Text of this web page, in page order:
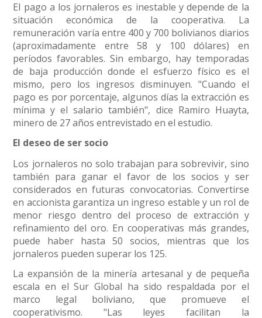
El pago a los jornaleros es inestable y depende de la
situación económica de la cooperativa. La
remuneración varía entre 400 y 700 bolivianos diarios
(aproximadamente entre 58 y 100 dólares) en
períodos favorables. Sin embargo, hay temporadas
de baja producción donde el esfuerzo físico es el
mismo, pero los ingresos disminuyen. "Cuando el
pago es por porcentaje, algunos días la extracción es
mínima y el salario también", dice Ramiro Huayta,
minero de 27 años entrevistado en el estudio.
El deseo de ser socio
Los jornaleros no solo trabajan para sobrevivir, sino
también para ganar el favor de los socios y ser
considerados en futuras convocatorias. Convertirse
en accionista garantiza un ingreso estable y un rol de
menor riesgo dentro del proceso de extracción y
refinamiento del oro. En cooperativas más grandes,
puede haber hasta 50 socios, mientras que los
jornaleros pueden superar los 125.
La expansión de la minería artesanal y de pequeña
escala en el Sur Global ha sido respaldada por el
marco legal boliviano, que promueve el
cooperativismo. "Las leyes facilitan la